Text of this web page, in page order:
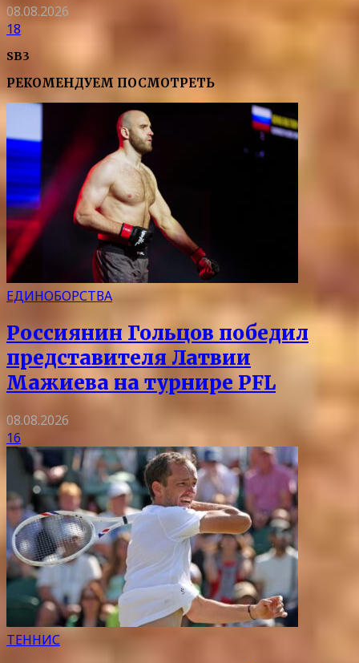
08.08.2026
18
SB3
РЕКОМЕНДУЕМ ПОСМОТРЕТЬ
ЕДИНОБОРСТВА
Россиянин Гольцов победил
представителя Латвии
Мажиева на турнире PFL
08.08.2026
16
ТЕННИС